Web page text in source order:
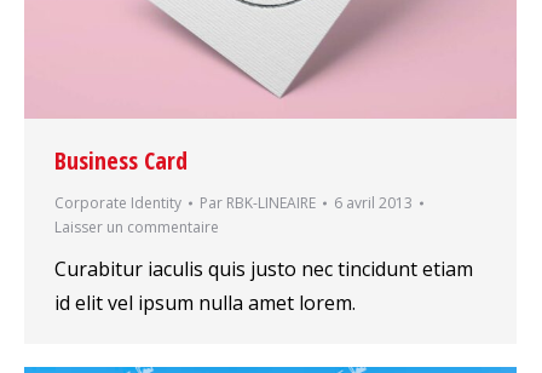
Business Card
Corporate Identity Par RBK-LINEAIRE
6 avril 2013
Laisser un commentaire
Curabitur iaculis quis justo nec tincidunt etiam
id elit vel ipsum nulla amet lorem.